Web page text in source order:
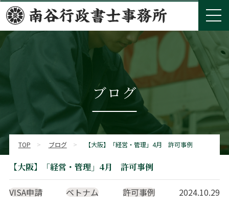
ブログ
TOP > ブログ > 【大阪】「経営・管理」4月 許可事例
【大阪】「経営・管理」4月 許可事例
VISA申請 ベトナム 許可事例 2024.10.29